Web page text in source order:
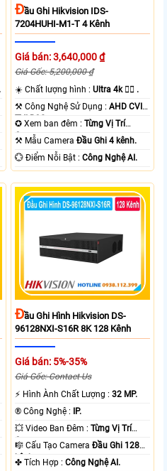
ĐẦu Ghi Hikvision IDS-
7204HUHI-M1-T 4 Kênh
Giá bán: 3,640,000 ₫
Giá Gốc: 5,200,000 ₫
☀️ Chất lượng hình :Ultra 4k 👍🏾 .
⚒ Công Nghệ Sử Dụng :AHD CVI
TVI BCS.
✪ Xem ban đêm :Từng Vị Trí
Camera .
⚒ Mẫu CameraĐầu Ghi 4 kênh.
️💮 Điểm Nỗi Bật :Công Nghệ AI.
ĐẦu Ghi Hình Hikvision DS-
96128NXI-S16R 8K 128 Kênh
Giá bán: 5%-35%
Giá Gốc: Contact Us
️⚡ Hình Ành Chất Lượng :32 MP.
®️ Công Nghệ :
IP.
💥 Video Ban Đêm :Từng Vị Trí
Camera .
🎼️ Cấu Tạo CameraĐầu Ghi 128
kênh.
️✤ Tích Hợp :Công Nghệ AI.